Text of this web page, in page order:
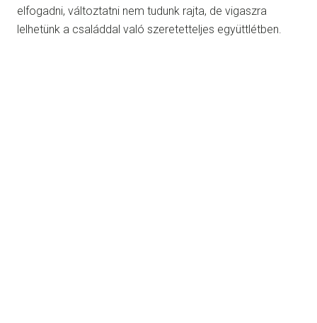
elfogadni, változtatni nem tudunk rajta, de vigaszra
lelhetünk a családdal való szeretetteljes együttlétben.